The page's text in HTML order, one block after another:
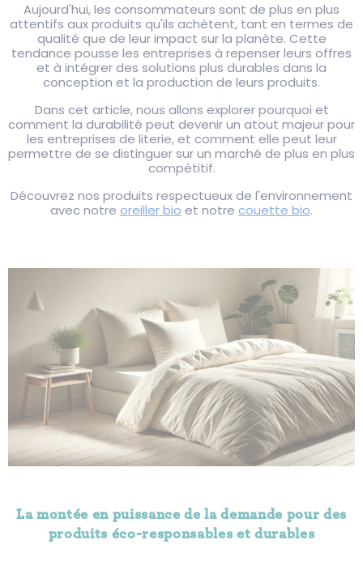
Aujourd'hui, les consommateurs sont de plus en plus
attentifs aux produits qu'ils achètent, tant en termes de
qualité que de leur impact sur la planète. Cette
tendance pousse les entreprises à repenser leurs offres
et à intégrer des solutions plus durables dans la
conception et la production de leurs produits.
Dans cet article, nous allons explorer pourquoi et
comment la durabilité peut devenir un atout majeur pour
les entreprises de literie, et comment elle peut leur
permettre de se distinguer sur un marché de plus en plus
compétitif.
Découvrez nos produits respectueux de l'environnement
avec notre oreiller bio et notre couette bio.
La montée en puissance de la demande pour des
produits éco-responsables et durables